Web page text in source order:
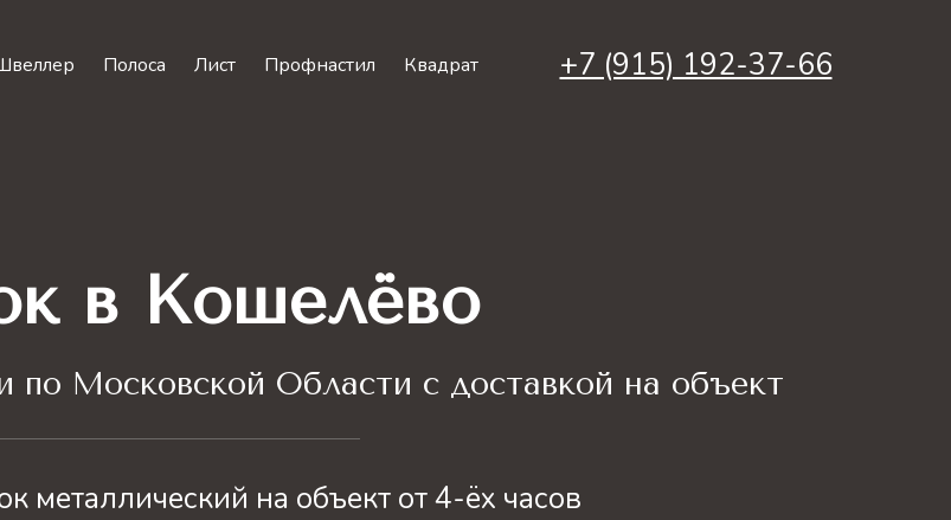
Полоса Лист Профнастил Квадрат +7 (915) 192-37-66
в Кошелёво
по Московской Области с доставкой на объект
металлический на объект от 4-ёх часов